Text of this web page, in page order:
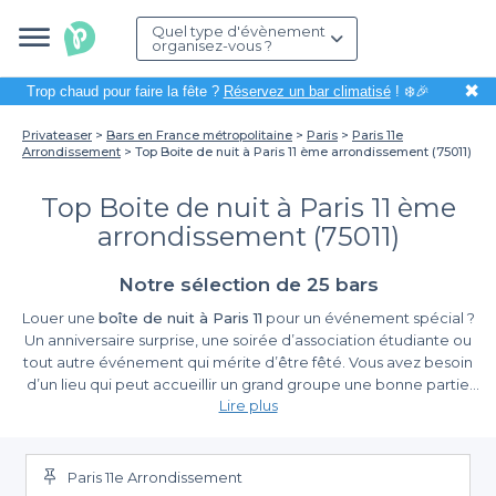
Quel type d'évènement
organisez-vous ?
Trop chaud pour faire la fête ? Réservez un bar climatisé! ❄️🎉 ✖
Privateaser Bars en France métropolitaine Paris
Paris 11e
Arrondissement
Top Boite de nuit à Paris 11 ème arrondissement (75011)
Top Boite de nuit à Paris 11 ème
arrondissement (75011)
Notre sélection de 25 bars
Louer une boîte de nuit à Paris 11 pour un événement spécial ?
Un anniversaire surprise, une soirée d’association étudiante ou
tout autre événement qui mérite d’être fêté. Vous avez besoin
d’un lieu qui peut accueillir un grand groupe une bonne partie
de la nuit sans vous ruiner. Vous êtes au bon endroit : privatiser
certain de passer une soirée que vous retiendrez, n’hésitez pas
une seule seconde à privatiser l’espace, cela n’en sera que plus
Lire plus
Paris 11e Arrondissement